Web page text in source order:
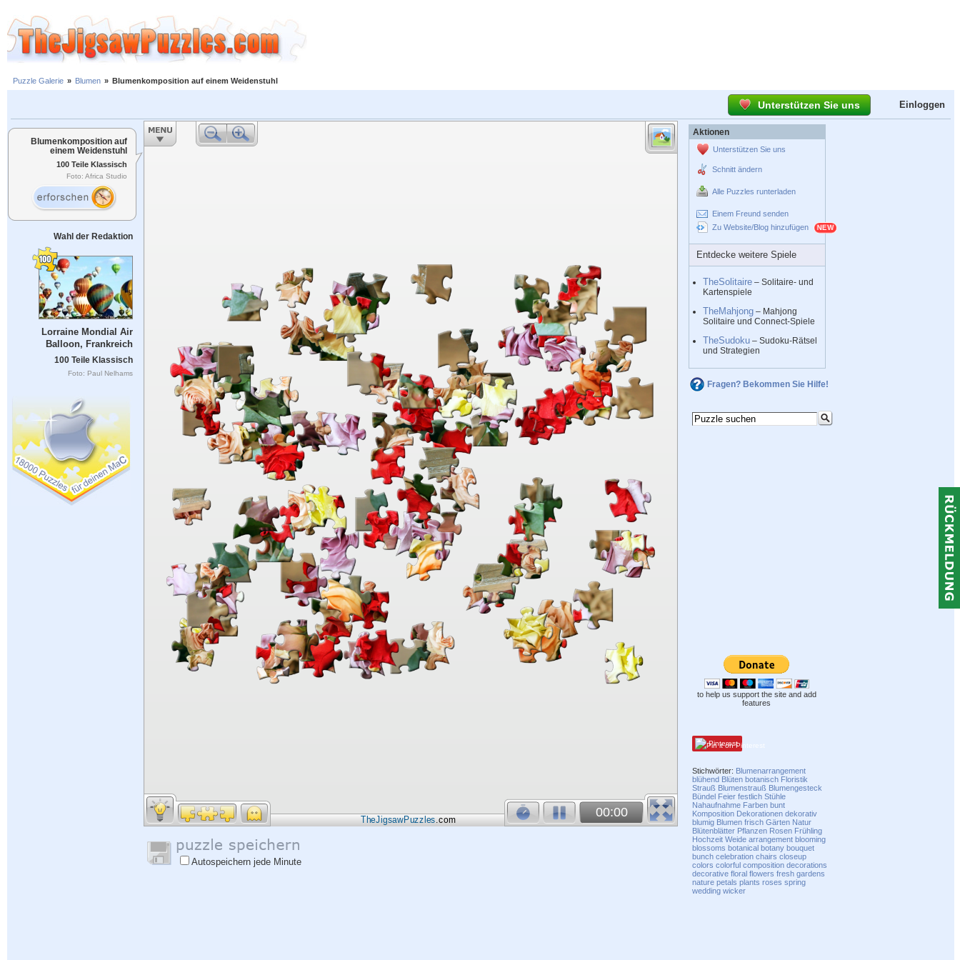
Puzzle Galerie » Blumen » Blumenkomposition auf einem Weidenstuhl
Unterstützen Sie uns Einloggen
Blumenkomposition auf
einem Weidenstuhl
100 Teile Klassisch
Foto: Africa Studio
Wahl der Redaktion
Lorraine Mondial Air
Balloon, Frankreich
100 Teile Klassisch
Foto: Paul Nelhams
TheJigsawPuzzles.com
00:00
Autospeichern jede Minute
Aktionen
Unterstützen Sie uns
Schnitt ändern
Alle Puzzles runterladen
Einem Freund senden
Zu Website/Blog hinzufügen
Entdecke weitere Spiele
TheSolitaire – Solitaire- und
Kartenspiele
TheMahjong – Mahjong
Solitaire und Connect-Spiele
TheSudoku – Sudoku-Rätsel
und Strategien
Fragen? Bekommen Sie Hilfe!
to help us support the site and add
features
Pinterest
Stichwörter: Blumenarrangement
blühend Blüten botanisch Floristik
Strauß Blumenstrauß Blumengesteck
Bündel Feier festlich Stühle
Nahaufnahme Farben bunt
Komposition Dekorationen dekorativ
blumig Blumen frisch Gärten Natur
Blütenblätter Pflanzen Rosen Frühling
Hochzeit Weide arrangement blooming
blossoms botanical botany bouquet
bunch celebration chairs closeup
colors colorful composition decorations
decorative floral flowers fresh gardens
nature petals plants roses spring
wedding wicker